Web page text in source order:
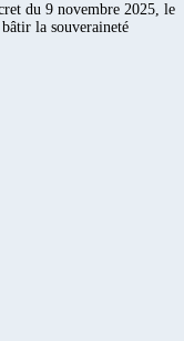
du 9 novembre 2025, le
la souveraineté